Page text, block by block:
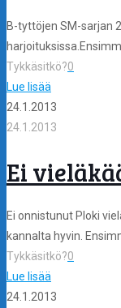
B-tyttöjen SM-sarjan
Tykkäsitkö?0
Lue lisää
24.1.2013
24.1.2013
Ei
Ei onnistunut Ploki
kannalta hyvin.
Tykkäsitkö?0
Lue lisää
24.1.2013